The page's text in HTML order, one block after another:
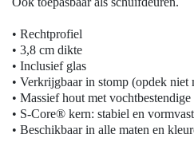
• Rechtprofiel
• 3,8 cm dikte
• Inclusief glas
• Verkrijgbaar in stomp (opdek niet
• Massief hout met vochtbestendige
• S-Core® kern: stabiel en vormvast
• Beschikbaar in alle maten en